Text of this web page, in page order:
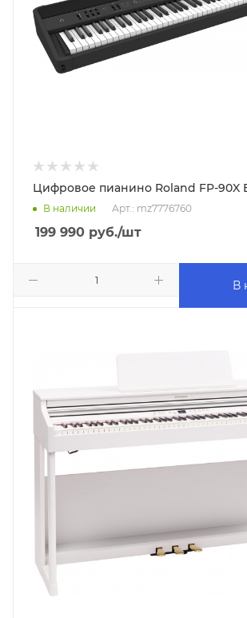
Цифровое пианино Roland FP-90X
В наличии Арт.: mz7776760
199 990 руб./шт
В